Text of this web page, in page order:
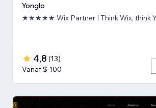
Yonglo
★★★★★ Wix Partner I Think Wix, think
4,8 (13)
Vanaf $ 100